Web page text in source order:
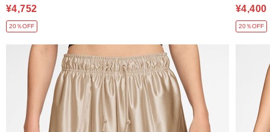
¥4,752
20％OFF
¥4,400
20％OFF